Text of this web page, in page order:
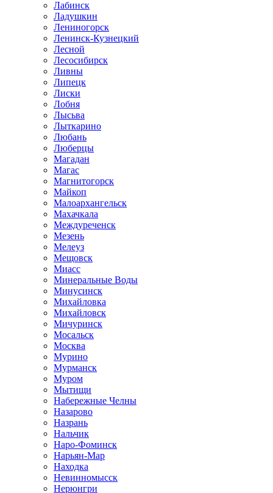
Лабинск
Ладушкин
Лениногорск
Ленинск-Кузнецкий
Лесной
Лесосибирск
Ливны
Липецк
Лиски
Лобня
Лысьва
Лыткарино
Любань
Люберцы
Магадан
Магас
Магнитогорск
Майкоп
Малоархангельск
Махачкала
Междуреченск
Мезень
Мелеуз
Мещовск
Миасс
Минеральные Воды
Минусинск
Михайловка
Михайловск
Мичуринск
Мосальск
Москва
Мурино
Мурманск
Муром
Мытищи
Набережные Челны
Назарово
Назрань
Нальчик
Наро-Фоминск
Нарьян-Мар
Находка
Невинномысск
Нерюнгри